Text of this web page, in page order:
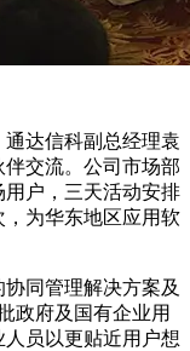
达信科副总经理袁
交流。公司市场部
户，三天活动安排
为华东地区应用软
同管理解决方案及
政府及国有企业用
员以更贴近用户想